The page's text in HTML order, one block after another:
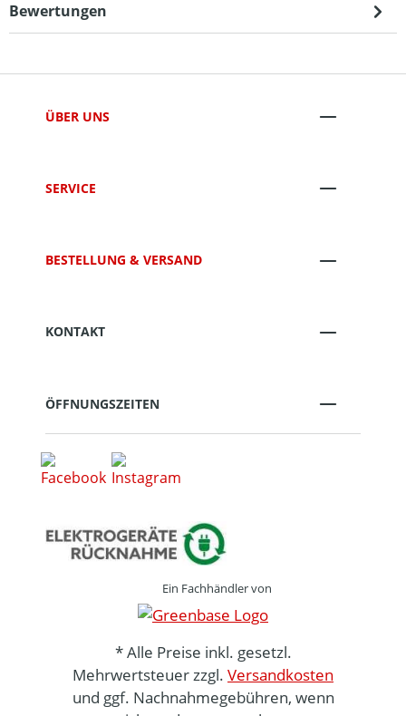
Bewertungen
ÜBER UNS
SERVICE
BESTELLUNG & VERSAND
KONTAKT
ÖFFNUNGSZEITEN
Ein Fachhändler von
* Alle Preise inkl. gesetzl.
Mehrwertsteuer zzgl. Versandkosten
und ggf. Nachnahmegebühren, wenn